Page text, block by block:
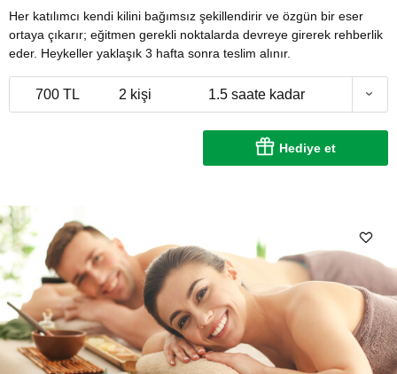
Her katılımcı kendi kilini bağımsız şekillendirir ve özgün bir eser
ortaya çıkarır; eğitmen gerekli noktalarda devreye girerek rehberlik
eder. Heykeller yaklaşık 3 hafta sonra teslim alınır.
700 TL 2 kişi 1.5 saate kadar
Hediye et